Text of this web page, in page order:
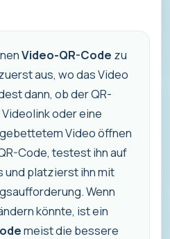
Video-QR-Code zu
aus, wo das Video
dann, ob der QR-
oder eine
Video öffnen
Code, testest ihn auf
und platzierst ihn mit
Wenn
könnte, ist ein
meist die bessere